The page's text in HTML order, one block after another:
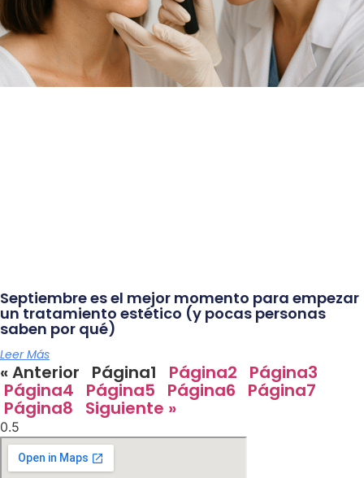
Septiembre es el mejor momento para empezar
un tratamiento estético (y pocas personas
saben por qué)
Leer Más
« Anterior Página1 Página2 Página3
Página4 Página5 Página6 Página7
Página8 Siguiente »